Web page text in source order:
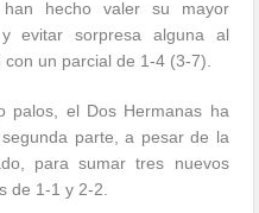
hecho valer su mayor
evitar sorpresa alguna al
un parcial de 1-4 (3-7).
palos, el Dos Hermanas ha
parte, a pesar de la
para sumar tres nuevos
de 1-1 y 2-2.